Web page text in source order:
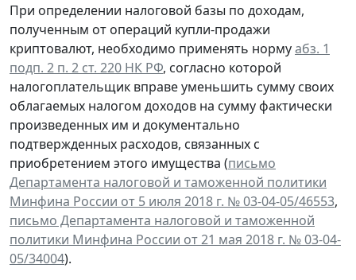
При определении налоговой базы по доходам,
полученным от операций купли-продажи
криптовалют, необходимо применять нормуабз. 1
подп. 2 п. 2 ст. 220 НК РФ, согласно которой
налогоплательщик вправе уменьшить сумму своих
облагаемых налогом доходов на сумму фактически
произведенных им и документально
подтвержденных расходов, связанных с
приобретением этого имущества (письмо
Департамента налоговой и таможенной политики
Минфина России от 5 июля 2018 г. № 03-04-05/46553,
письмо Департамента налоговой и таможенной
политики Минфина России от 21 мая 2018 г. № 03-04-
05/34004).